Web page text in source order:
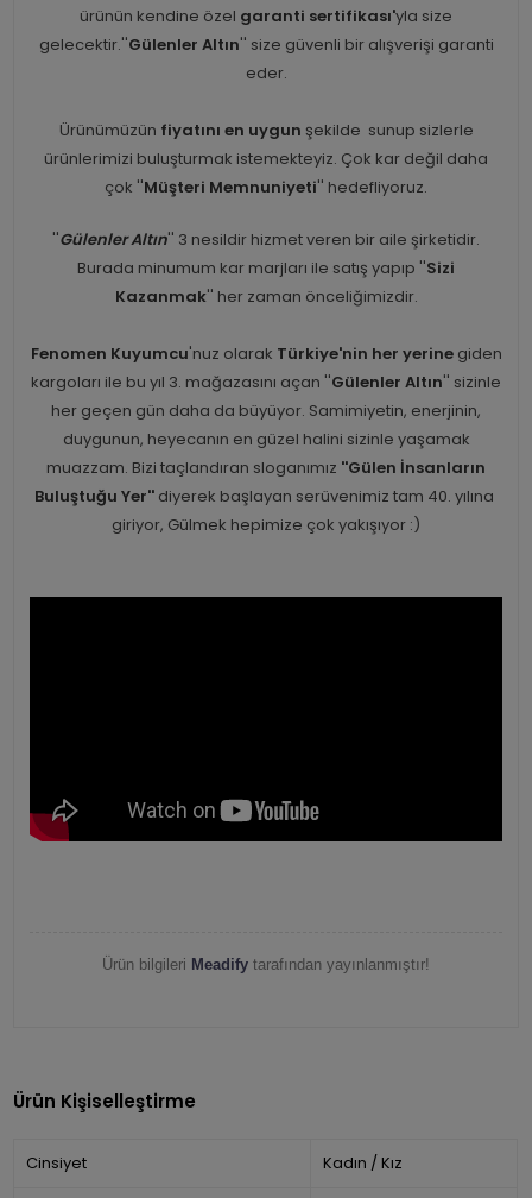
ürünün kendine özel garanti sertifikası'yla size
gelecektir.''Gülenler Altın'' size güvenli bir alışverişi garanti
eder.
Ürünümüzün fiyatını en uygun şekilde sunup sizlerle
ürünlerimizi buluşturmak istemekteyiz. Çok kar değil daha
çok ''Müşteri Memnuniyeti'' hedefliyoruz.
''Gülenler Altın'' 3 nesildir hizmet veren bir aile şirketidir.
Burada minumum kar marjları ile satış yapıp ''Sizi
Kazanmak'' her zaman önceliğimizdir.
Fenomen Kuyumcu'nuz olarak Türkiye'nin her yerinegiden
kargoları ile bu yıl 3. mağazasını açan ''Gülenler Altın'' sizinle
her geçen gün daha da büyüyor. Samimiyetin, enerjinin,
duygunun, heyecanın en güzel halini sizinle yaşamak
muazzam. Bizi taçlandıran sloganımız ''Gülen İnsanların
Buluştuğu Yer'' diyerek başlayan serüvenimiz tam 40. yılına
giriyor, Gülmek hepimize çok yakışıyor :)
Ürün bilgileri Meadify tarafından yayınlanmıştır!
Ürün Kişiselleştirme
Cinsiyet Kadın / Kız